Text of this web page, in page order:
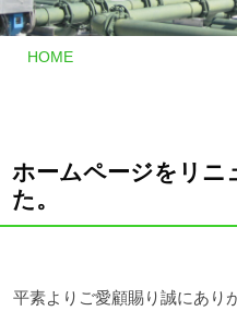
HOME
ホームページをリニ
た。
平素よりご愛顧賜り誠にあり